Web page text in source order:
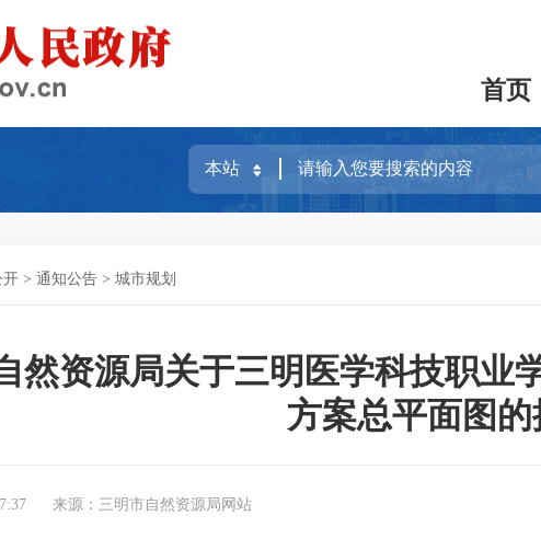
首页
开 > 通知公告 > 城市规划
然资源局关于三明医学科技职业
方案总平面图
来源：三明市自然资源局网站